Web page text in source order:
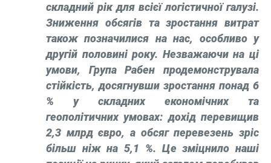
складний рік для всієї логістичної галузі.
Зниження обсягів та зростання витрат
також позначилися на нас, особливо у
другій половині року. Незважаючи на ці
умови, Група Рабен продемонструвала
стійкість, досягнувши зростання понад 6
% у складних економічних та
геополітичних умовах: дохід перевищив
2,3 млрд євро, а обсяг перевезень зріс
більш ніж на 5,1 %. Це зміцнило наші